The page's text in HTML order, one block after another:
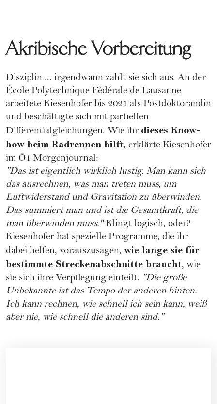
Akribische Vorbereitung
Disziplin ... irgendwann zahlt sie sich aus. An der
École Polytechnique Fédérale de Lausanne
arbeitete Kiesenhofer bis 2021 als Postdoktorandin
und beschäftigte sich mit partiellen
Differentialgleichungen. Wie ihr dieses Know-
how beim Radrennen hilft, erklärte Kiesenhofer
im Ö1 Morgenjournal:
"Das ist eigentlich wirklich lustig. Man kann sich
das ausrechnen, was man treten muss, um
Luftwiderstand und Gravitation zu überwinden.
Das summiert man und ist die Gesamtkraft, die
man überwinden muss."Klingt logisch, oder?
Kiesenhofer hat spezielle Programme, die ihr
dabei helfen, vorauszusagen, wie lange sie für
bestimmte Streckenabschnitte braucht, wie
sie sich ihre Verpflegung einteilt. "Die große
Unbekannte ist das Tempo der anderen hinten.
Ich kann rechnen, wie schnell ich sein kann, weiß
aber nie, wie schnell die anderen sind."